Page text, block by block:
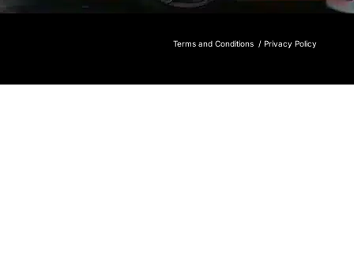
Terms and Conditions / Privacy Policy